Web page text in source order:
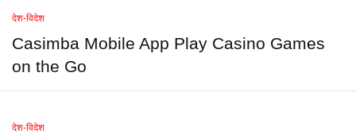
देश-विदेश
Casimba Mobile App Play Casino Games
on the Go
देश-विदेश